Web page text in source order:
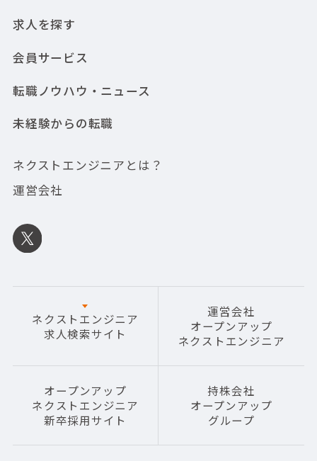
求人を探す
会員サービス
転職ノウハウ・ニュース
未経験からの転職
ネクストエンジニアとは？
運営会社
ネクストエンジニア
求人検索サイト
運営会社
オープンアップ
ネクストエンジニア
オープンアップ
ネクストエンジニア
新卒採用サイト
持株会社
オープンアップ
グループ